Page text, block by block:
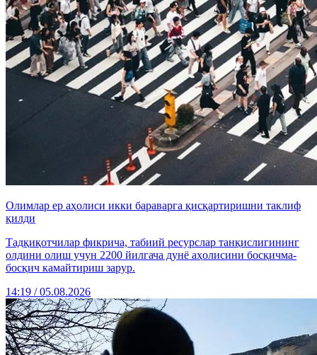
Олимлар ер аҳолиси икки бараварга қисқартиришни таклиф
қилди
Тадқиқотчилар фикрича, табиий ресурслар танқислигининг
олдини олиш учун 2200 йилгача дунё аҳолисини босқичма-
босқич камайтириш зарур.
14:19 / 05.08.2026